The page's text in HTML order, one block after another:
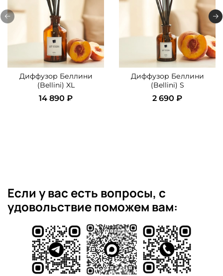
Диффузор Беллини
(Bellini) XL
14 890 ₽
Диффузор Беллини
(Bellini) S
2 690 ₽
Если у вас есть вопросы, с
удовольствие поможем вам: